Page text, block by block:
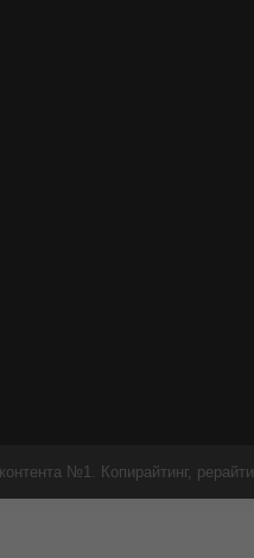
№1. Копирайтинг,